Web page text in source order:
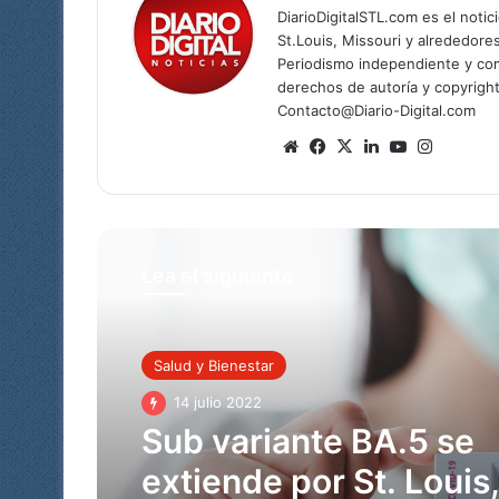
DiarioDigitalSTL.com es el
St.Louis, Missouri y
Periodismo independiente y
derechos de autoría y
Contacto@Diario-Digital.com
SitioFacebook
X LinkedInYouTube
Salud y Bienestar
14 julio 2022
Coronavirus
20 junio 2022
EEUU empieza a